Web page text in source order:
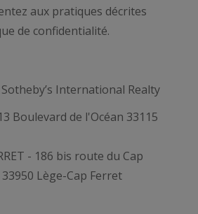
aux pratiques décrites
de confidentialité.
International Realty
Boulevard de l'Océan 33115
- 186 bis route du Cap
Lège-Cap Ferret